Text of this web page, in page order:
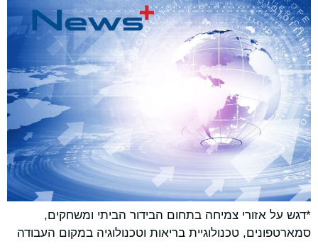
*דגש על אזורי צמיחה בתחום הבידור הביתי ומשחקים,
סמארטפונים, טכנולוגיית בריאות וטכנולוגיה במקום העבודה